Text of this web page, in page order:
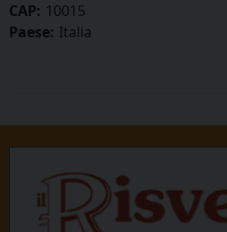
CAP: 10015
Paese: Italia